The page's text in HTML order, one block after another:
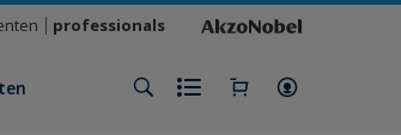
professionals